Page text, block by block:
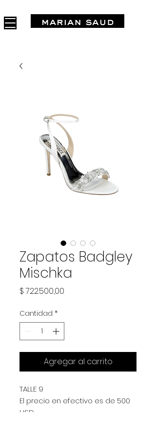
Zapatos Badgley
Mischka
$ 722.500,00
Cantidad *
Agregar al carrito
TALLE 9
El precio en efectivo es de 500
USD